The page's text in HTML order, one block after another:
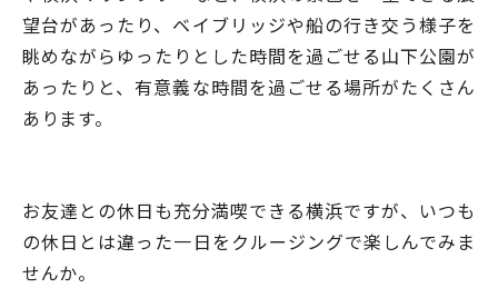
望台があったり、ベイブリッジや船の行き交う様子を
眺めながらゆったりとした時間を過ごせる山下公園が
あったりと、有意義な時間を過ごせる場所がたくさん
あります。
お友達との休日も充分満喫できる横浜ですが、いつも
の休日とは違った一日をクルージングで楽しんでみま
せんか。